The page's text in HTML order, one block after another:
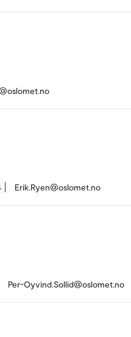
Erik.Ryen@oslomet.no
Per-Oyvind.Sollid@oslomet.no